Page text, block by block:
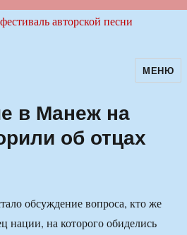
авторскойМЕНЮ
в Манеж на
об отцах
обсуждение вопроса, кто же
нации, на которого обиделись